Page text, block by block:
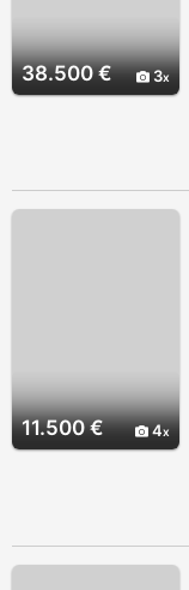
38.500 € 3
11.500 € 4